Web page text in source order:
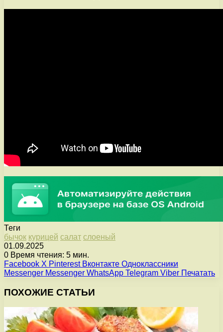
Теги
бычок курицей салат слоеный
01.09.2025
0 Время чтения: 5 мин.
Facebook X Pinterest Вконтакте Одноклассники
Messenger Messenger WhatsApp Telegram Viber Печатать
ПОХОЖИЕ СТАТЬИ